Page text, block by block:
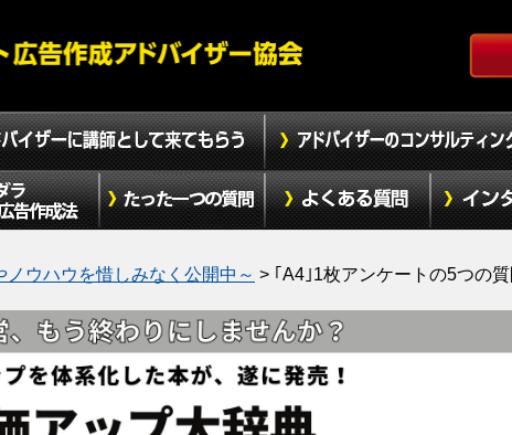
ウハウを惜しみなく公開中～ > ｢A4｣1枚アンケートの5つの